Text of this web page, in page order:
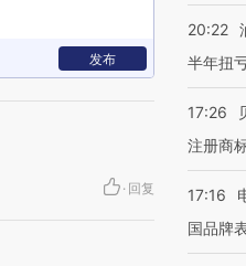
发布
· 回复
20:22
半年扭
17:26
注册商
17:16
国品牌